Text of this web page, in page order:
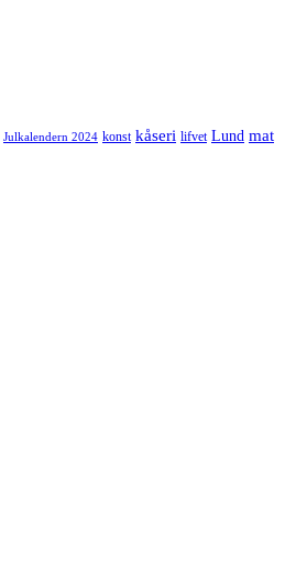
Julkalendern 2024 konst kåseri lifvet Lund mat